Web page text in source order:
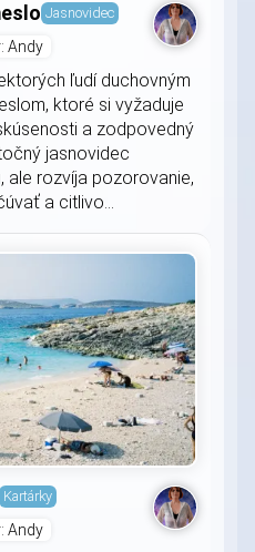
Jasnovidec
Andy
ľudí duchovným
ktoré si vyžaduje
a zodpovedný
jasnovidec
ale rozvíja pozorovanie,
a citlivo...
Kartárky
Andy